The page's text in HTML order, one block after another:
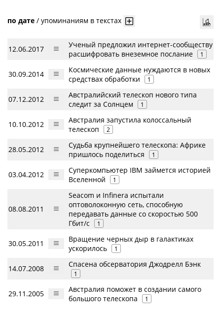
по дате / упоминаниям в текстах
12.06.2017
Ученый предложил интернет-сообществу
расшифровать внеземное послание
1
30.09.2014
Космические данные нуждаются в новых
средствах обработки
1
07.12.2012
Австралийский телескоп нового типа
следит за Солнцем
1
10.10.2012
Австралия запустила колоссальный
телескоп
2
28.05.2012
Судьба крупнейшего телескопа: Африке
пришлось поделиться
1
03.04.2012
Суперкомпьютер IBM займется историей
Вселенной
1
08.08.2011
Seacom и Infinera испытали
оптоволоконную сеть, способную
передавать данные со скоростью 500
Гбит/c
1
30.05.2011
Вращение черных дыр в галактиках
ускорилось
1
14.07.2008 Спасена обсерватория Джодрелл Бэнк
1
29.11.2005
Австралия поможет в создании самого
большого телескопа
1